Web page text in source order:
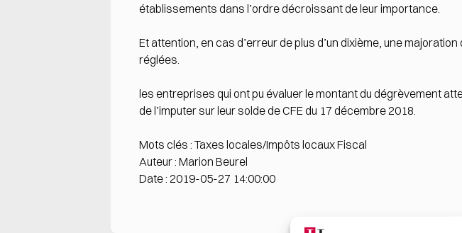
établissements dans l’ordre décroissant de leur importance.
Et attention, en cas d’erreur de plus d’un dixième, une
réglées.
les entreprises qui ont pu évaluer le montant du dégrèvement
de l’imputer sur leur solde de CFE du 17 décembre 2018.
Mots clés : Taxes locales/Impôts locaux Fiscal
Auteur : Marion Beurel
Date : 2019-05-27 14:00:00